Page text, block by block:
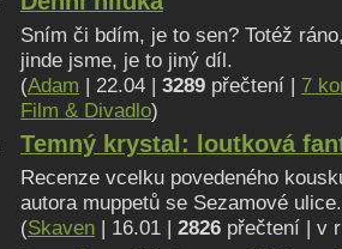
Sním či bdím, je to sen? Totéž
jinde jsme, je to jiný díl.
(Adam | 22.04 | 3289 přečtení | 7
Film & Divadlo)
Temný krystal: loutková
Recenze vcelku povedeného
autora muppetů se Sezamové ulice.
(Skaven | 16.01 | 2826 přečtení | v